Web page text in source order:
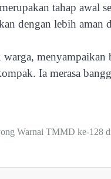
tahap awal
dengan lebih aman
warga,
Ia merasa
Warnai TMMD ke-128